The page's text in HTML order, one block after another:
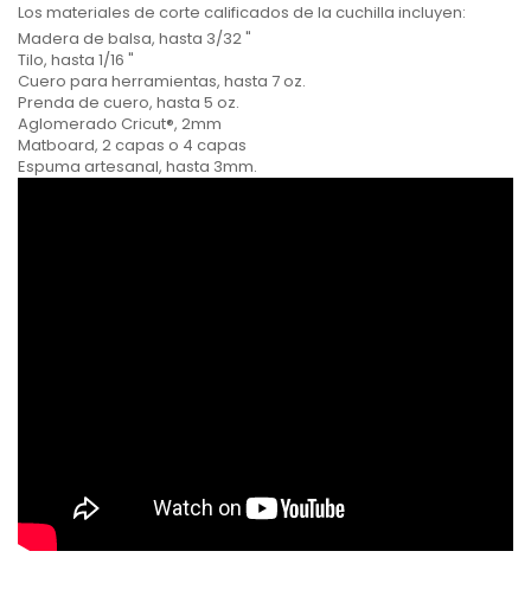
Los materiales de corte calificados de la cuchilla incluyen:
Madera de balsa, hasta 3/32 "
Tilo, hasta 1/16 "
Cuero para herramientas, hasta 7 oz.
Prenda de cuero, hasta 5 oz.
Aglomerado Cricut®, 2mm
Matboard, 2 capas o 4 capas
Espuma artesanal, hasta 3mm.